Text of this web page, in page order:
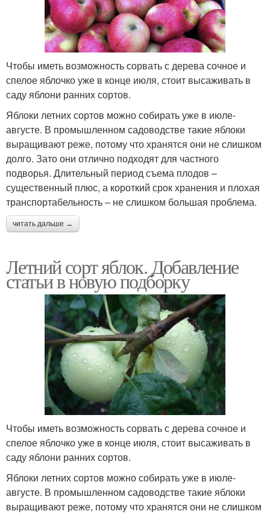
Чтобы иметь возможность сорвать с дерева сочное и
спелое яблочко уже в конце июля, стоит высаживать в
саду яблони ранних сортов.
Яблоки летних сортов можно собирать уже в июле-
августе. В промышленном садоводстве такие яблоки
выращивают реже, потому что хранятся они не слишком
долго. Зато они отлично подходят для частного
подворья. Длительный период съема плодов –
существенный плюс, а короткий срок хранения и плохая
транспортабельность – не слишком большая проблема.
читать дальше →
Летний сорт яблок. Добавление
статьи в новую подборку
Чтобы иметь возможность сорвать с дерева сочное и
спелое яблочко уже в конце июля, стоит высаживать в
саду яблони ранних сортов.
Яблоки летних сортов можно собирать уже в июле-
августе. В промышленном садоводстве такие яблоки
выращивают реже, потому что хранятся они не слишком